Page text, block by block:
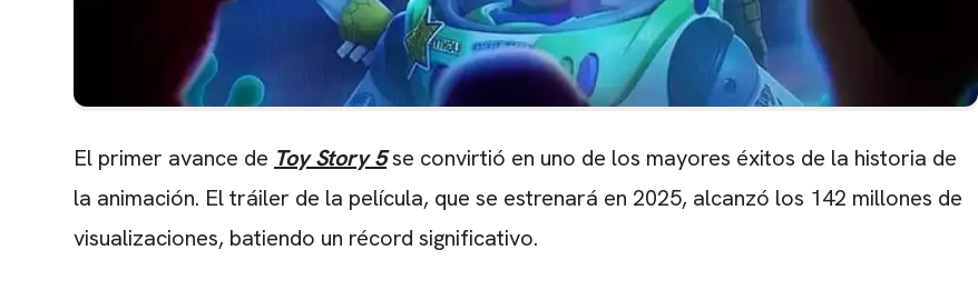
El primer avance de Toy Story 5se convirtió en uno de los mayores éxitos de la historia de
la animación. El tráiler de la película, que se estrenará en 2025, alcanzó los 142 millones de
visualizaciones, batiendo un récord significativo.